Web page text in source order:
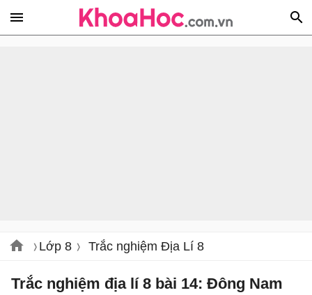
Lớp 8 Trắc nghiệm Địa Lí 8
Trắc nghiệm địa lí 8 bài 14: Đông Nam